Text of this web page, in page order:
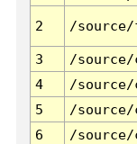
2 /
3 /
4
/
5
/
6
/